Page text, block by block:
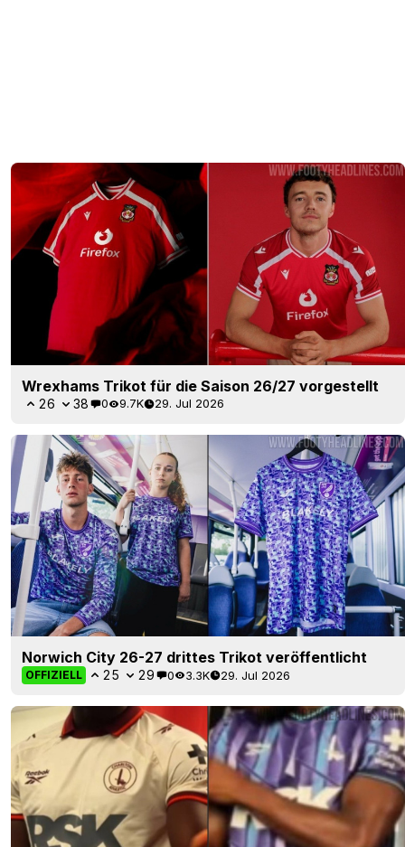
Wrexhams Trikot für die Saison 26/27 vorgestellt
26 38 0 9.7K 29. Jul 2026
Norwich City 26-27 drittes Trikot veröffentlicht
OFFIZIELL 25 29 0 3.3K 29. Jul 2026